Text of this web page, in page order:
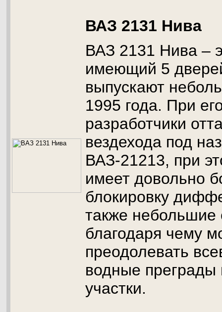
ВАЗ 2131 Нива
ВАЗ 2131 Нива –
имеющий 5
выпускают
1995 года. При
разработчики
вездехода под
ВАЗ-21213, при
имеет довольно
блокировку
также небольшие
благодаря чему
преодолевать
водные
участки.